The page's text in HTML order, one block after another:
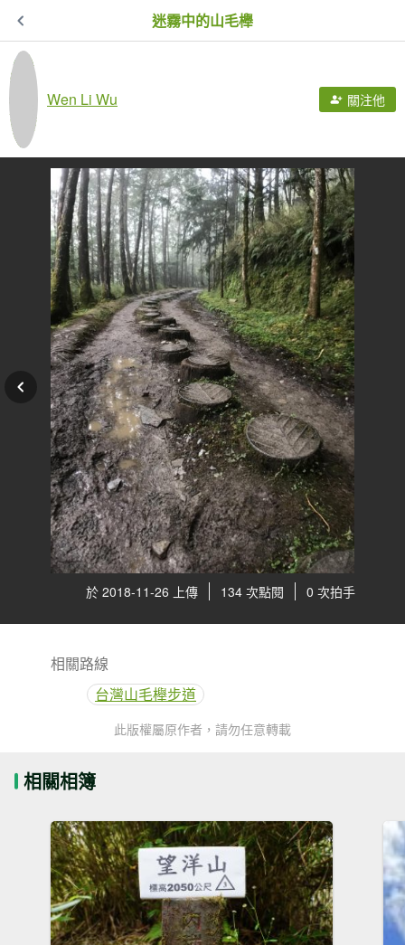
迷霧中的山毛櫸
Wen Li Wu 關注他
於 2018-11-26 上傳 134 次點閱 0 次拍手
相關路線
台灣山毛櫸步道
此版權屬原作者，請勿任意轉載
相關相簿